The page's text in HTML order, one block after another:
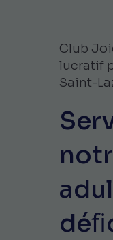
Club
lucratif
Saint-